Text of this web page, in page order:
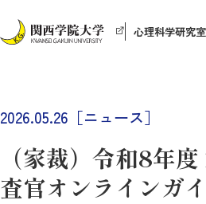
心理科学研究室
2026.05.26［ニュース］
（家裁）令和8年
査官オンラインガ